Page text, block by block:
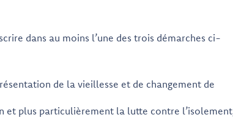
dans au moins l’une des trois démarches ci-
de la vieillesse et de changement de
et plus particulièrement la lutte contre